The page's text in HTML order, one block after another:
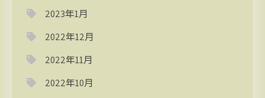
2023年1月
2022年12月
2022年11月
2022年10月